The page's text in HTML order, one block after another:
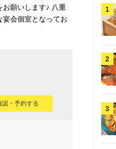
お願いします♪ 八重
会個室となってお
認・予約する